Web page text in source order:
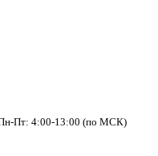
Пт: 4:00-13:00 (по МСК)